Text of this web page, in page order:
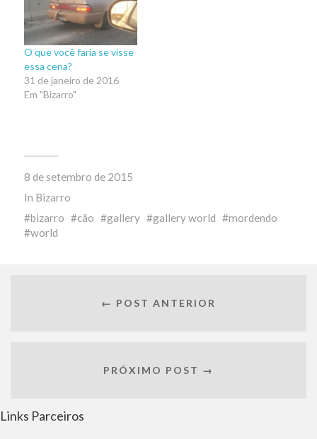
O que você faria se visse
essa cena?
31 de janeiro de 2016
Em "Bizarro"
8 de setembro de 2015
In Bizarro
bizarro
cão gallery gallery world
mordendo
world
← POST ANTERIOR
PRÓXIMO POST →
Links Parceiros